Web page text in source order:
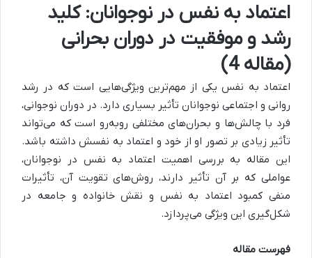
اعتماد به نفس در نوجوانان: کلید
رشد و موفقیت در دوران بحرانی
(مقاله 4)
اعتماد به نفس یکی از مهم‌ترین ویژگی‌هایی است که در رشد
روانی و اجتماعی نوجوانان تأثیر بسیاری دارد. در دوران نوجوانی،
فرد با چالش‌ها و بحران‌های مختلفی روبه‌رو است که می‌تواند
تأثیر زیادی بر تصور او از خود و اعتماد به نفسش داشته باشد.
این مقاله به بررسی اهمیت اعتماد به نفس در نوجوانان،
عواملی که بر آن تأثیر دارند، روش‌های تقویت آن، تأثیرات
منفی کمبود اعتماد به نفس و نقش خانواده و جامعه در
شکل‌گیری این ویژگی می‌پردازد.
فهرست مقاله